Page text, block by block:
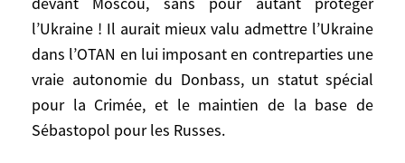
l’Ukraine ! Il aurait mieux valu admettre l’Ukraine
dans l’OTAN en lui imposant en contreparties une
vraie autonomie du Donbass, un statut spécial
pour la Crimée, et le maintien de la base de
Sébastopol pour les Russes.
« inclusif » avec la Russie dans ces années.
Pas par amour de la Russie, encore moins
de son régime, ou de Poutine, mais pour
des raisons de sécurité à long terme. La
politique réaliste n’a pas échoué ; elle n’a
pas été mise en œuvre.